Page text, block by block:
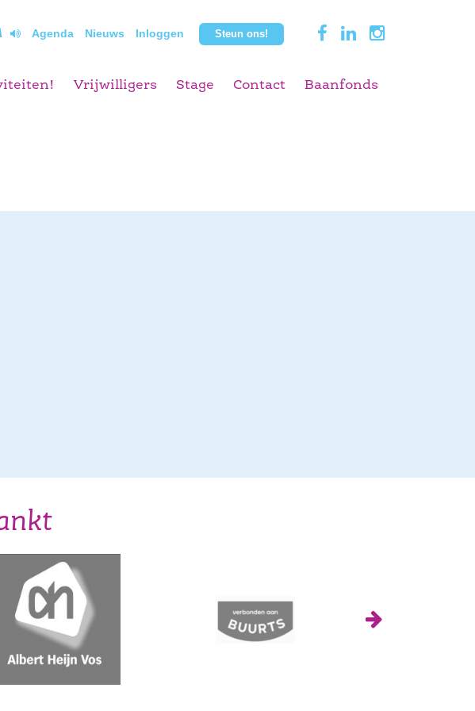
Agenda Nieuws Inloggen Steun ons!
Vrijwilligers Stage Contact Baanfonds